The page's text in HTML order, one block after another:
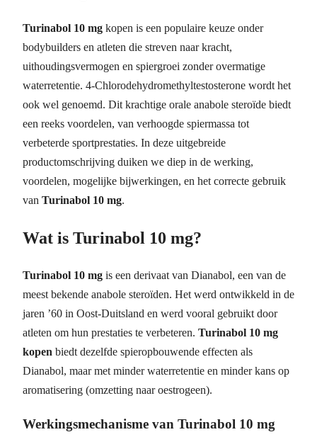
Turinabol 10 mg kopen is een populaire keuze onder
bodybuilders en atleten die streven naar kracht,
uithoudingsvermogen en spiergroei zonder overmatige
waterretentie. 4-Chlorodehydromethyltestosterone wordt het
ook wel genoemd. Dit krachtige orale anabole steroïde biedt
een reeks voordelen, van verhoogde spiermassa tot
verbeterde sportprestaties. In deze uitgebreide
productomschrijving duiken we diep in de werking,
voordelen, mogelijke bijwerkingen, en het correcte gebruik
van Turinabol 10 mg.
Wat is Turinabol 10 mg?
Turinabol 10 mg is een derivaat van Dianabol, een van de
meest bekende anabole steroïden. Het werd ontwikkeld in de
jaren ’60 in Oost-Duitsland en werd vooral gebruikt door
atleten om hun prestaties te verbeteren. Turinabol 10 mg
kopen biedt dezelfde spieropbouwende effecten als
Dianabol, maar met minder waterretentie en minder kans op
aromatisering (omzetting naar oestrogeen).
Werkingsmechanisme van Turinabol 10 mg